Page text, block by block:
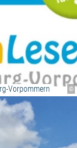
©
Vorpommern
"Zeearend tour"